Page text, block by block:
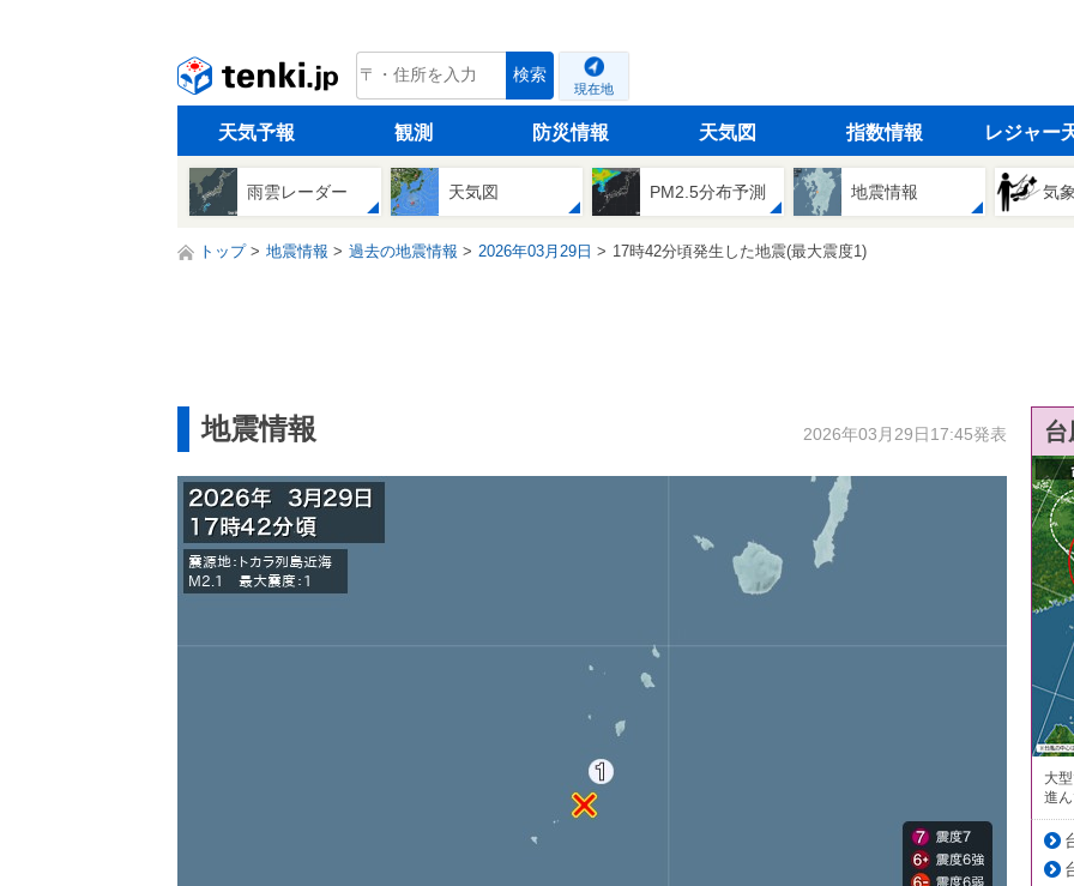
tenki.jp 検索
現在地
天気予報 観測 防災情報 天気図 指数情報 レジャー
雨雲レーダー 天気図 PM2.5分布予測 地震情報 気
トップ 地震情報 過去の地震情報 2026年03月29日 17時42分頃発生した地震(最大震度1)
地震情報 2026年03月29日17:45発表
大
進